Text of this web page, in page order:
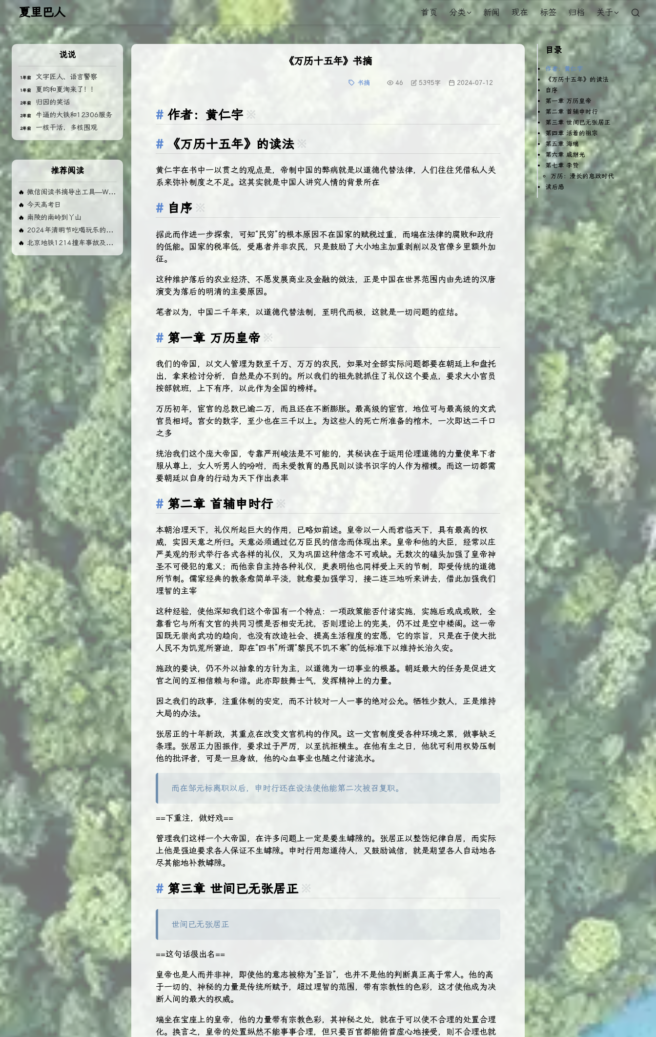
夏里巴人 首页 分类 新闻 现在 标签 归档 关于
《万历十五年》书摘
书摘 46 5395字 2024-07-12
作者：黄仁宇 ※
《万历十五年》的读法 ※
黄仁宇在书中一以贯之的观点是，帝制中国的弊病就是以道德代替法律，人们往往凭借私人关
系来弥补制度之不足。这其实就是中国人讲究人情的背景所在
自序 ※
据此而作进一步探索，可知“民穷”的根本原因不在国家的赋税过重，而端在法律的腐败和政府
的低能。国家的税率低，受惠者并非农民，只是鼓励了大小地主加重剥削以及官僚乡里额外加
征。
这种维护落后的农业经济、不愿发展商业及金融的做法，正是中国在世界范围内由先进的汉唐
演变为落后的明清的主要原因。
笔者以为，中国二千年来，以道德代替法制，至明代而极，这就是一切问题的症结。
第一章 万历皇帝 ※
我们的帝国，以文人管理为数至千万、万万的农民，如果对全部实际问题都要在朝廷上和盘托
出，拿来检讨分析，自然是办不到的。所以我们的祖先就抓住了礼仪这个要点，要求大小官员
按部就班，上下有序，以此作为全国的榜样。
万历初年，宦官的总数已逾二万，而且还在不断膨胀。最高级的宦官，地位可与最高级的文武
官员相埒。宫女的数字，至少也在三千以上。为这些人的死亡所准备的棺木，一次即达二千口
之多
统治我们这个庞大帝国，专靠严刑峻法是不可能的，其秘诀在于运用伦理道德的力量使卑下者
服从尊上，女人听男人的吩咐，而未受教育的愚民则以读书识字的人作为楷模。而这一切都需
要朝廷以自身的行动为天下作出表率
第二章 首辅申时行 ※
本朝治理天下，礼仪所起巨大的作用，已略如前述。皇帝以一人而君临天下，具有最高的权
威，实因天意之所归。天意必须通过亿万臣民的信念而体现出来。皇帝和他的大臣，经常以庄
严美观的形式举行各式各样的礼仪，又为巩固这种信念不可或缺。无数次的磕头加强了皇帝神
圣不可侵犯的意义；而他亲自主持各种礼仪，更表明他也同样受上天的节制，即受传统的道德
所节制。儒家经典的教条愈简单平淡，就愈要加强学习，接二连三地听来讲去，借此加强我们
理智的主宰
这种经验，使他深知我们这个帝国有一个特点：一项政策能否付诸实施，实施后或成或败，全
靠看它与所有文官的共同习惯是否相安无扰，否则理论上的完美，仍不过是空中楼阁。这一帝
国既无崇尚武功的趋向，也没有改造社会、提高生活程度的宏愿，它的宗旨，只是在于使大批
人民不为饥荒所窘迫，即在“四书”所谓“黎民不饥不寒”的低标准下以维持长治久安。
施政的要诀，仍不外以抽象的方针为主，以道德为一切事业的根基。朝廷最大的任务是促进文
官之间的互相信赖与和谐。此亦即鼓舞士气，发挥精神上的力量。
因之我们的政事，注重体制的安定，而不计较对一人一事的绝对公允。牺牲少数人，正是维持
大局的办法。
张居正的十年新政，其重点在改变文官机构的作风。这一文官制度受各种环境之累，做事缺乏
条理。张居正力图振作，要求过于严厉，以至抗拒横生。在他有生之日，他犹可利用权势压制
他的批评者，可是一旦身故，他的心血事业也随之付诸流水。
而在邹元标离职以后，申时行还在设法使他能第二次被召复职。
==下重注，做好戏==
管理我们这样一个大帝国，在许多问题上一定是要生罅隙的。张居正以整饬纪律自居，而实际
上他是强迫要求各人保证不生罅隙。申时行用恕道待人，又鼓励诚信，就是期望各人自动地各
尽其能地补救罅隙。
第三章 世间已无张居正 ※
世间已无张居正
==这句话很出名==
皇帝也是人而并非神，即使他的意志被称为“圣旨”，也并不是他的判断真正高于常人。他的高
于一切的、神秘的力量是传统所赋予，超过理智的范围，带有宗教性的色彩，这才使他成为决
断人间的最大的权威。
端坐在宝座上的皇帝，他的力量带有宗教色彩，其神秘之处，就在于可以使不合理的处置合理
化。换言之，皇帝的处置纵然不能事事合理，但只要百官都能俯首虚心地接受，则不合理也就
说说
1年前 文字匠人、语言警察
1年前 夏昀和夏洵来了！！
2年前 归因的笑话
2年前 牛逼的大铁和12306服务
2年前 一核干活，多核围观
推荐阅读
🔥 微信阅读书摘导出工具—Weread MD 使用手册
🔥 今天高考日
🔥 南陵的南岭到丫山
🔥 2024年清明节吃喝玩乐的几天
🔥 北京地铁1214撞车事故及影响
目录
作者：黄仁宇
《万历十五年》的读法
自序
第一章 万历皇帝
第二章 首辅申时行
第三章 世间已无张居正
第四章 活着的祖宗
第五章 海瑞
第六章 戚继光
第七章 李贽
万历：漫长的怠政时代
读后感